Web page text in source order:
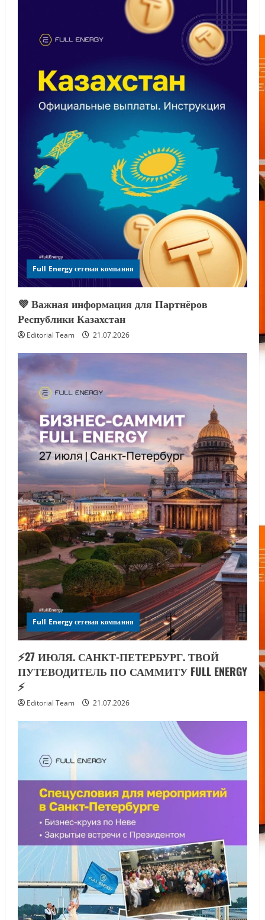
Full Energy сетевая компания
💜 Важная информация для Партнёров
Республики Казахстан
Editorial Team 21.07.2026
Full Energy сетевая компания
⚡️27 ИЮЛЯ. САНКТ-ПЕТЕРБУРГ. ТВОЙ
ПУТЕВОДИТЕЛЬ ПО САММИТУ FULL ENERGY
⚡️
Editorial Team 21.07.2026